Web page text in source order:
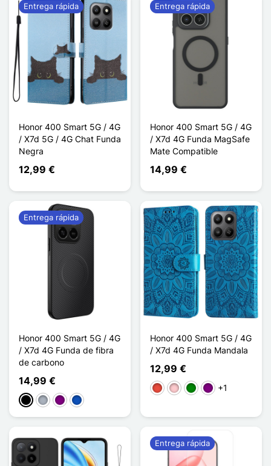
Honor 400 Smart 5G / 4G
/ X7d 5G / 4G Chat Funda
Negra
12,99 €
Entrega rápida
Honor 400 Smart 5G / 4G
/ X7d 4G Funda MagSafe
Mate Compatible
14,99 €
Entrega rápida
Honor 400 Smart 5G / 4G
/ X7d 4G Funda de fibra
de carbono
14,99 €
NegroGris Púrpura
Saphir
Entrega rápida
Honor 400 Smart 5G / 4G
/ X7d 4G Funda Mandala
12,99 €
RojoRosaVerdePúrpura
+1
Entrega rápida